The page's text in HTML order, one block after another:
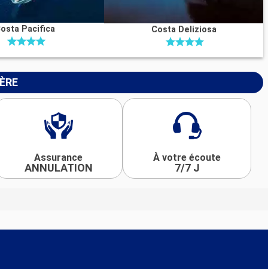
Pacifica Costa Deliziosa
Assurance
ANNULATION
À votre écoute
7/7 J